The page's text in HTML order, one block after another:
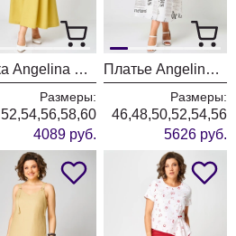
Юбка Angelina & Company 1241
Размеры:
52,54,56,58,60
4089 руб.
Платье Angelina & Company 1240
Размеры:
46,48,50,52,54,56
5626 руб.